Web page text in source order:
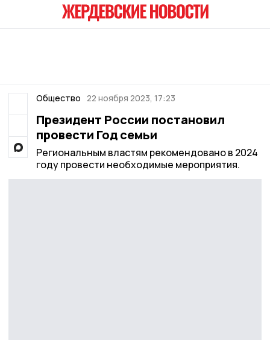
Общество 22 ноября 2023, 17:23
Президент России постановил
провести Год семьи
Региональным властям рекомендовано в 2024
году провести необходимые мероприятия.